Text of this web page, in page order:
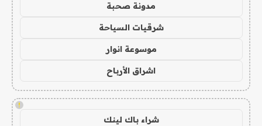
مدونة صحبة
شرقيات السياحة
موسوعة انوار
اشراق الأرباح
!
شراء باك لينك